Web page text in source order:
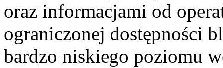
oraz informacjami od
ograniczonej dostępności
bardzo niskiego poziomu